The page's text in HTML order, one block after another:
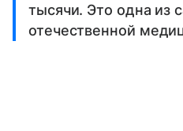
тысячи. Это одна из
отечественной